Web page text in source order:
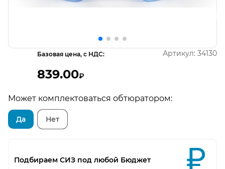
Открыть изображение
Базовая цена, с НДС:
839.00₽
Артикул: 34130
Может комплектоваться обтюратором:
Да Нет
Подбираем СИЗ под любой Бюджет